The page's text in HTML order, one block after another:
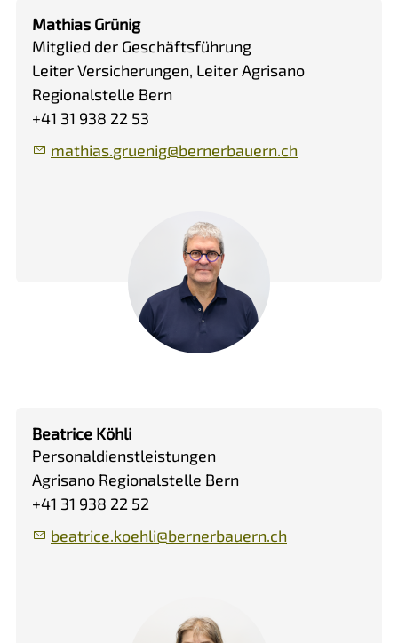
Mathias Grünig
Mitglied der Geschäftsführung
Leiter Versicherungen, Leiter Agrisano
Regionalstelle Bern
+41 31 938 22 53
m th s gr n g b rn rb rn ch
Beatrice Köhli
Personaldienstleistungen
Agrisano Regionalstelle Bern
+41 31 938 22 52
b
tr c k hl b rn rb rn ch